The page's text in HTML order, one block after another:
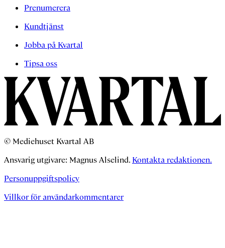
Prenumerera
Kundtjänst
Jobba på Kvartal
Tipsa oss
© Mediehuset Kvartal AB
Ansvarig utgivare: Magnus Alselind. Kontakta redaktionen.
Personuppgiftspolicy
Villkor för användarkommentarer